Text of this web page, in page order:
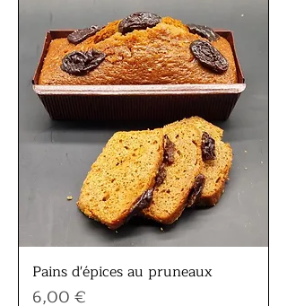
Pains d'épices au pruneaux
Prix
6,00 €